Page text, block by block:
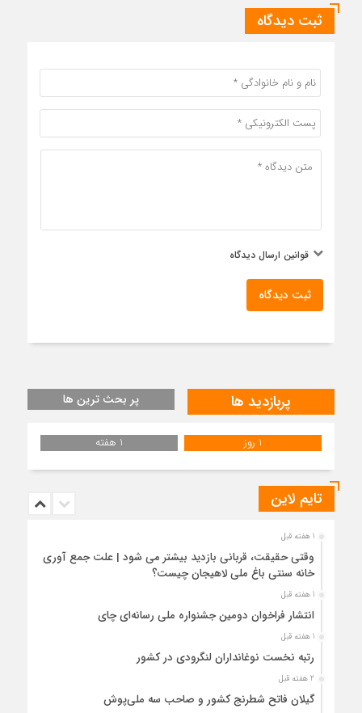
ثبت دیدگاه
قوانین ارسال دیدگاه
ثبت دیدگاه
پربازدید ها پر بحث ترین ها
1 روز 1 هفته
تایم لاین
1 هفته قبل
وقتی حقیقت، قربانی بازدید بیشتر می شود | علت جمع آوری
خانه سنتی باغ ملی لاهیجان چیست؟
1 هفته قبل
انتشار فراخوان دومین جشنواره ملی رسانه‌ای چای
1 هفته قبل
رتبه نخست نوغانداران لنگرودی در کشور
2 هفته قبل
گیلان فاتح شطرنج کشور و صاحب سه ملی‌پوش